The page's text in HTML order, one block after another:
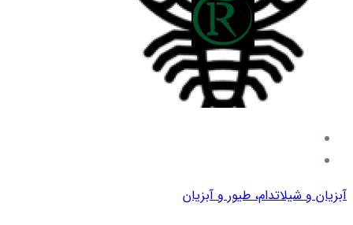
آبزیان و شیلاتدام، طیور و آبزیان